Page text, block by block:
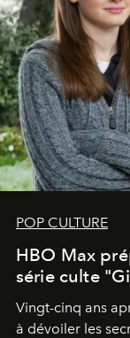
POP CULTURE
HBO Max
série culte
Vingt-cinq ans
à dévoiler les